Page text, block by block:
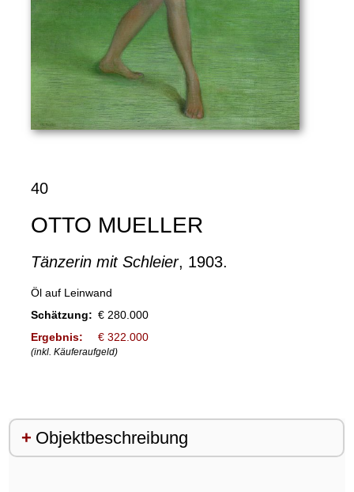
40
OTTO MUELLER
Tänzerin mit Schleier, 1903.
Öl auf Leinwand
Schätzung: € 280.000
Ergebnis:
€ 322.000
(inkl. Käuferaufgeld)
Objektbeschreibung